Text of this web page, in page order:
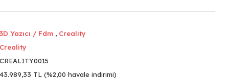
3D Yazıcı / Fdm , Creality
Creality
CREALITY0015
43.989,33 TL (%2,00 havale indirimi)